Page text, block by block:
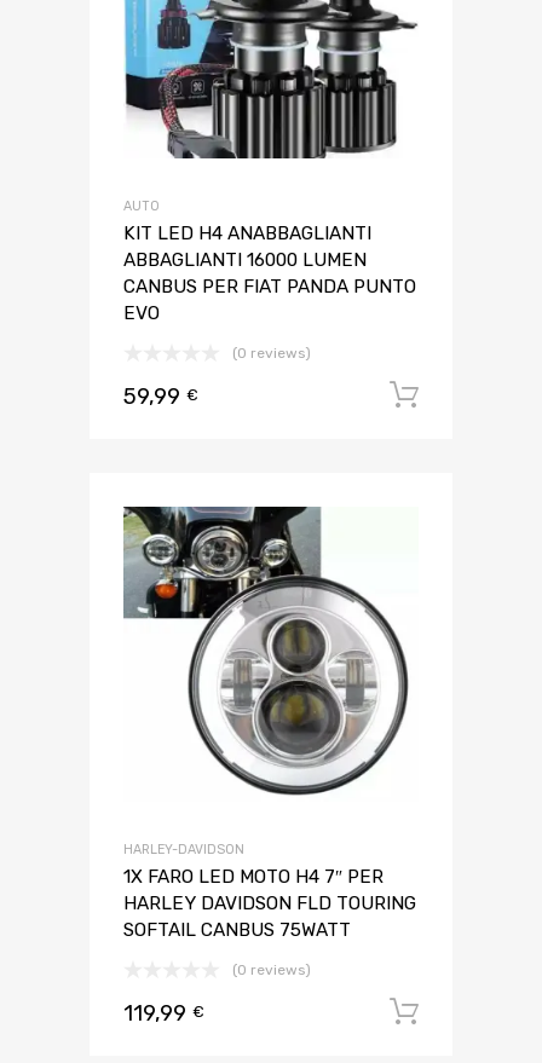
AUTO
KIT LED H4 ANABBAGLIANTI
ABBAGLIANTI 16000 LUMEN
CANBUS PER FIAT PANDA PUNTO
EVO
(0 reviews)
59,99 €
HARLEY-DAVIDSON
1X FARO LED MOTO H4 7″ PER
HARLEY DAVIDSON FLD TOURING
SOFTAIL CANBUS 75WATT
(0 reviews)
119,99 €